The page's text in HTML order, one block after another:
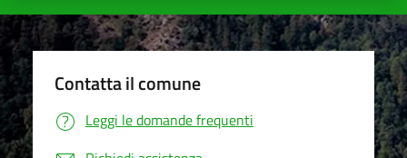
Contatta il comune
Leggi le domande frequenti